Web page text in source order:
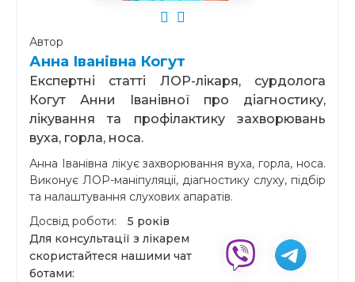
Автор
Анна Іванівна Когут
Експертні статті ЛОР-лікаря, сурдолога
Когут Анни Іванівної про діагностику,
лікування та профілактику захворювань
вуха, горла, носа.
Анна Іванівна лікує захворювання вуха, горла, носа.
Виконує ЛОР-маніпуляції, діагностику слуху, підбір
та налаштування слухових апаратів.
Досвід роботи:
5 років
Для консультації з лікарем
скористайтеся нашими чат
ботами: